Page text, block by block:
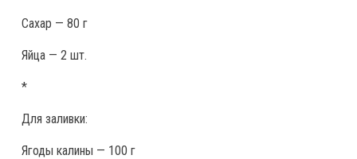
Сахар — 80 г
Яйца — 2 шт.
*
Для заливки:
Ягоды калины — 100 г